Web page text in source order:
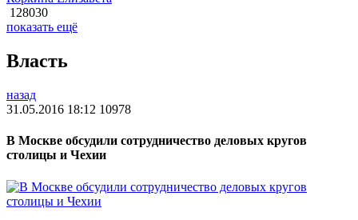
128030
показать ещё
Власть
назад
31.05.2016 18:12 10978
В Москве обсудили сотрудничество деловых кругов
столицы и Чехии